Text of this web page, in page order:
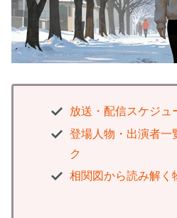
放送・配信スケジュ
登場人物・出演者一
ク
相関図から読み解く